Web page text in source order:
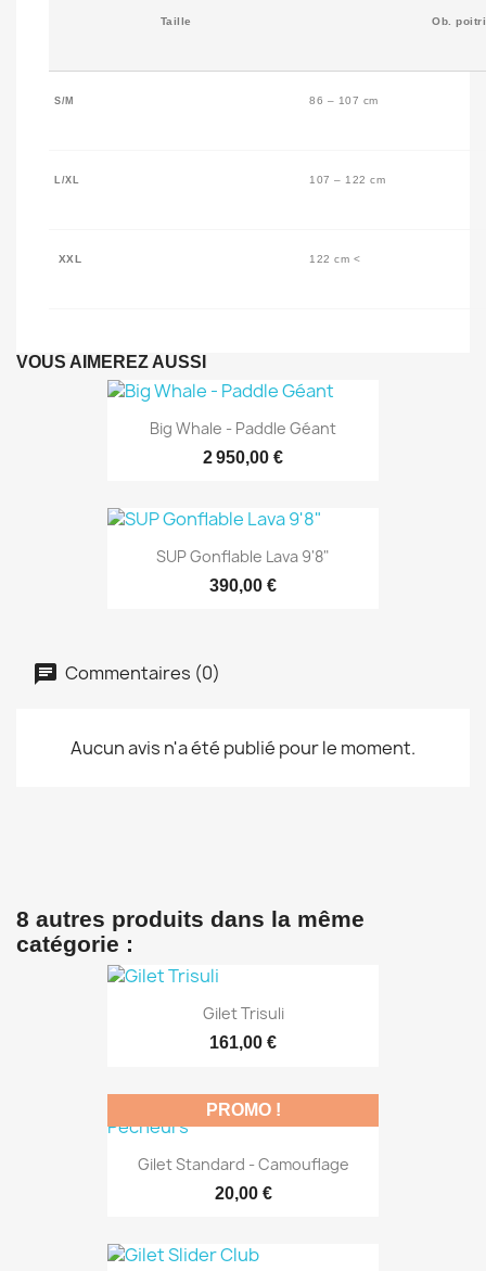
Taille Ob.
S/M 86 – 107 cm
L/XL 107 – 122 cm
XXL 122 cm <
VOUS AIMEREZ AUSSI
Big Whale - Paddle Géant
2 950,00 €
SUP Gonflable Lava 9'8"
390,00 €
Commentaires (0)
Aucun avis n'a été publié pour le moment.
8 autres produits dans la même
catégorie :
Gilet Trisuli
161,00 €
Gilet Standard - Camouflage
20,00 €
PROMO !